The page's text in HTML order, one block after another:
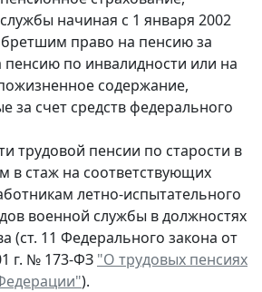
начиная с 1 января 2002
право на пенсию за
пенсию по инвалидности или на
содержание,
за счет средств федерального
трудовой пенсии по старости в
в стаж на соответствующих
летно-испытательного
военной службы в должностях
(ст. 11 Федерального закона от
г. № 173-ФЗ "О трудовых пенсиях
).